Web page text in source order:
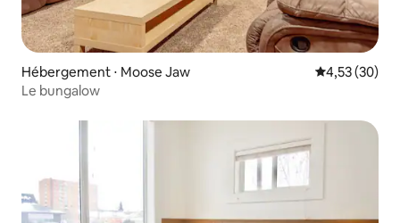
Hébergement ⋅ Moose Jaw Évaluation
4,53 (30)
Le bungalow